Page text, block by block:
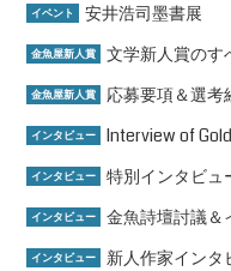
イベント 安井浩司墨書展
金魚屋新人賞 文学新人賞の
金魚屋新人賞 応募要項＆選考
インタビュー Interview of
インタビュー 特別インタビュ
インタビュー 金魚詩壇討議＆
インタビュー 新人作家インタ